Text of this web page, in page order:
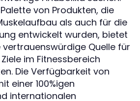
von Produkten, die
als auch für die
entwickelt wurden, bietet
vertrauenswürdige Quelle für
im Fitnessbereich
Die Verfügbarkeit von
einer 100%igen
internationalen